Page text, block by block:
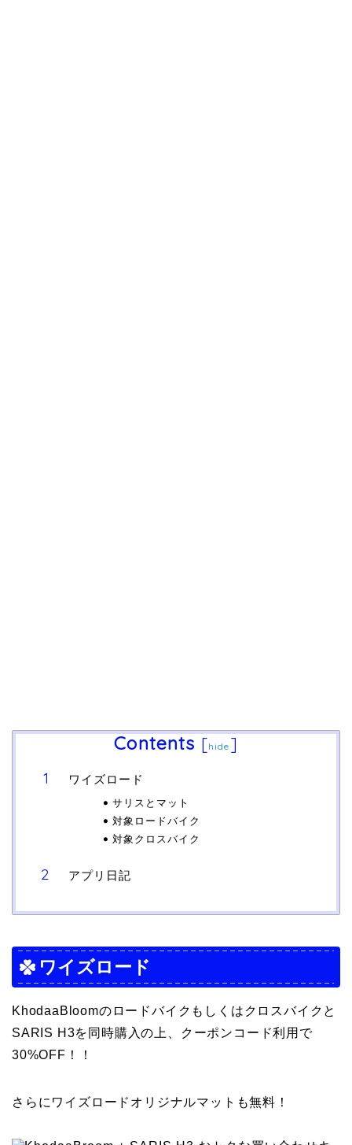
Contents [hide ]
ワイズロード
サリスとマット
対象ロードバイク
対象クロスバイク
アプリ日記
ワイズロード
KhodaaBloomのロードバイクもしくはクロスバイクと
SARIS H3を同時購入の上、クーポンコード利用で
30%OFF！！
さらにワイズロードオリジナルマットも無料！